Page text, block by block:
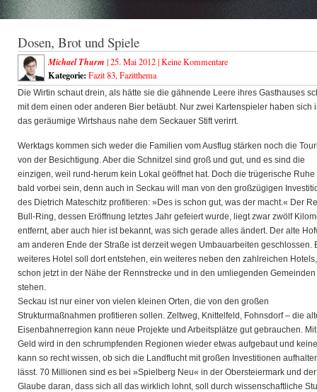
Dosen, Brot und Spiele
Michael Thurm | 25. Mai 2012 |Keine Kommentare
Kategorie: Fazit 83, Fazitthema
Die Wirtin schaut drein, als hätte sie die gähnende Leere ihres Gasthauses
mit dem einen oder anderen Bier betäubt. Nur zwei Kartenspieler haben sich
das geräumige Wirtshaus nahe dem Seckauer Stift verirrt.
Werktags kommen sich weder die Familien vom Ausflug stärken noch die
von der Besichtigung. Aber die Schnitzel sind groß und gut, und es sind die
einzigen, weil rund-herum kein Lokal geöffnet hat. Doch die trügerische Ruhe
bald vorbei sein, denn auch in Seckau will man von den großzügigen
des Dietrich Mateschitz profitieren: »Des is schon gut, was der macht.« Der
Bull-Ring, dessen Eröffnung letztes Jahr gefeiert wurde, liegt zwar zwölf
entfernt, aber auch hier ist bekannt, was sich gerade alles ändert. Der alte
am anderen Ende der Straße ist derzeit wegen Umbauarbeiten geschlossen.
weiteres Hotel soll dort entstehen, ein weiteres neben den zahlreichen
schon jetzt in der Nähe der Rennstrecke und in den umliegenden Gemeinden
stehen.
Seckau ist nur einer von vielen kleinen Orten, die von den großen
Strukturmaßnahmen profitieren sollen. Zeltweg, Knittelfeld, Fohnsdorf – die
Eisenbahnerregion kann neue Projekte und Arbeitsplätze gut gebrauchen.
Geld wird in den schrumpfenden Regionen wieder etwas aufgebaut und
kann so recht wissen, ob sich die Landflucht mit großen Investitionen
lässt. 70 Millionen sind es bei »Spielberg Neu« in der Obersteiermark und der
Glaube daran, dass sich all das wirklich lohnt, soll durch wissenschaftliche